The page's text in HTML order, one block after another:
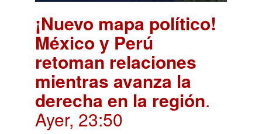
¡Nuevo mapa político!
México y Perú
retoman relaciones
mientras avanza la
derecha en la región.
Ayer, 23:50